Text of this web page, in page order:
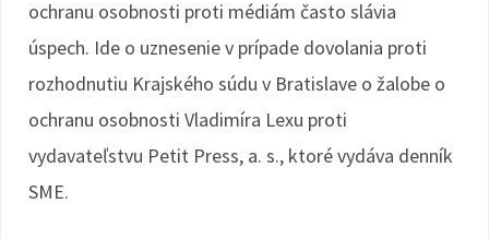
ochranu osobnosti proti médiám často slávia
úspech. Ide o uznesenie v prípade dovolania proti
rozhodnutiu Krajského súdu v Bratislave o žalobe o
ochranu osobnosti Vladimíra Lexu proti
vydavateľstvu Petit Press, a. s., ktoré vydáva denník
SME.